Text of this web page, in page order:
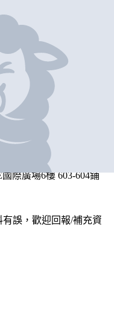
際廣場6樓 603-604鋪
誤，歡迎回報/補充資